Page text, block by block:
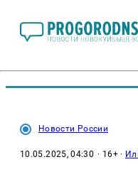
Новости России
10.05.2025, 04:30 · 16+ ·